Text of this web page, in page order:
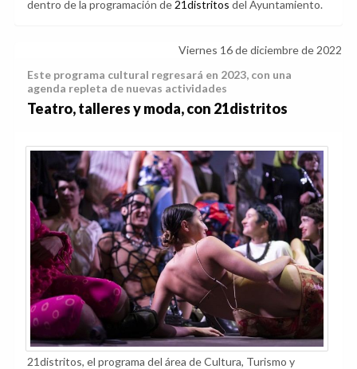
dentro de la programación de 21distritos del Ayuntamiento.
Viernes 16 de diciembre de 2022
Este programa cultural regresará en 2023, con una
agenda repleta de nuevas actividades
Teatro, talleres y moda, con 21distritos
21distritos, el programa del área de Cultura, Turismo y